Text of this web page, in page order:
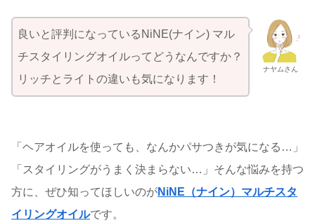
ナヤムさん
良いと評判になっているNiNE(ナイン) マル
チスタイリングオイルってどうなんですか？
リッチとライトの違いも気になります！
「ヘアオイルを使っても、なんかパサつきが気になる…」
「スタイリングがうまく決まらない…」そんな悩みを持つ
方に、ぜひ知ってほしいのがNiNE（ナイン）マルチスタ
イリングオイルです。